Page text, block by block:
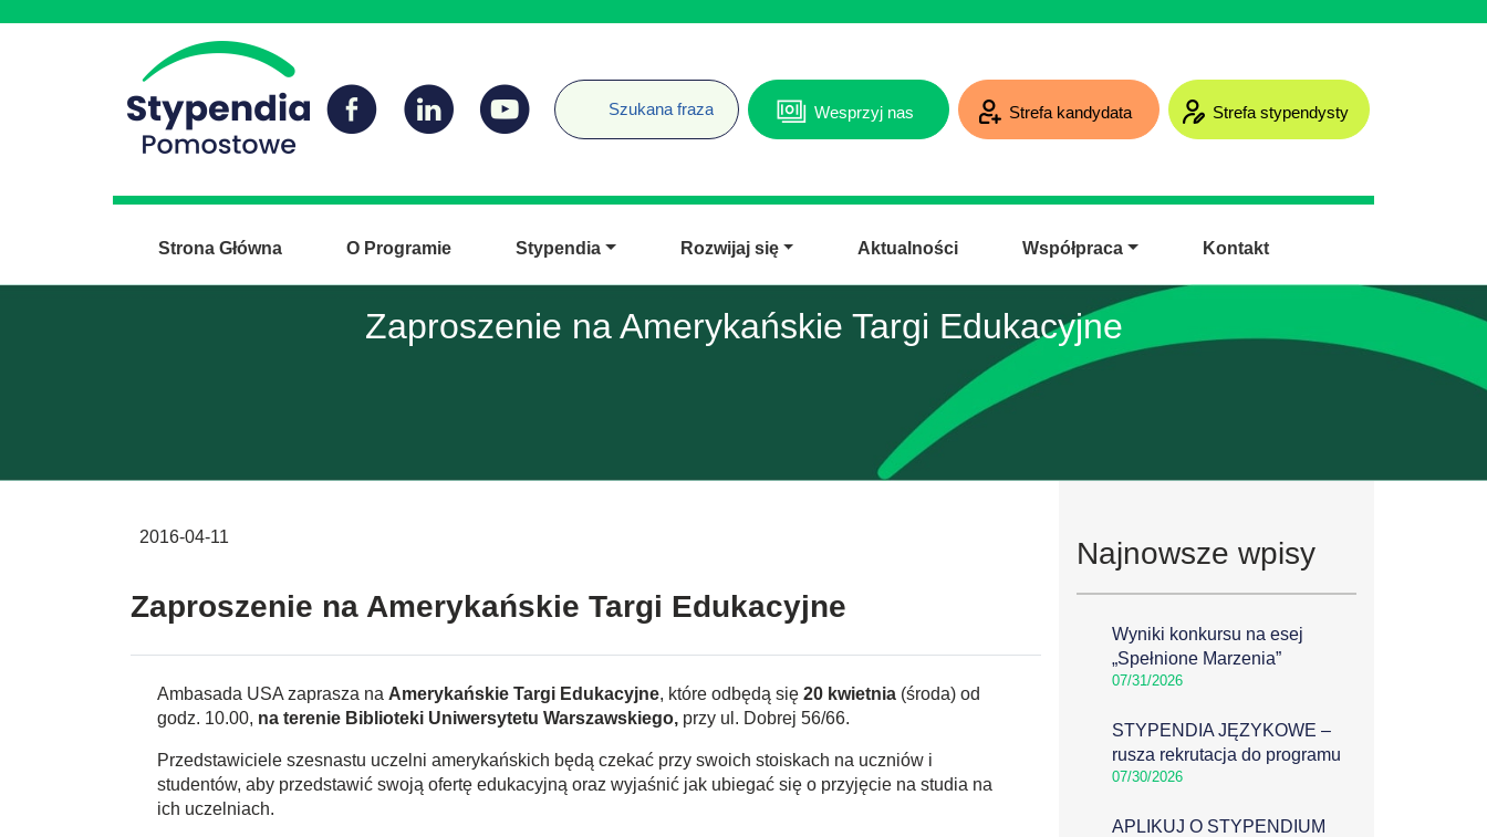
Wesprzyj nas Strefa kandydata Strefa stypendysty
Strona Główna O Programie Stypendia Rozwijaj się Aktualności Współpraca Kontakt
Zaproszenie na Amerykańskie Targi Edukacyjne
2016-04-11
Zaproszenie na Amerykańskie Targi Edukacyjne
Ambasada USA zaprasza na Amerykańskie Targi Edukacyjne, które odbędą się 20 kwietnia (środa) od
godz. 10.00, na terenie Biblioteki Uniwersytetu Warszawskiego, przy ul. Dobrej 56/66.
Przedstawiciele szesnastu uczelni amerykańskich będą czekać przy swoich stoiskach na uczniów i
studentów, aby przedstawić swoją ofertę edukacyjną oraz wyjaśnić jak ubiegać się o przyjęcie na studia na
ich uczelniach.
Najnowsze wpisy
Wyniki konkursu na esej
„Spełnione Marzenia”
07/31/2026
STYPENDIA JĘZYKOWE –
rusza rekrutacja do programu
07/30/2026
APLIKUJ O STYPENDIUM